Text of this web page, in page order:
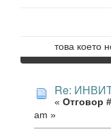
това което
Re:
« Отговор
am »